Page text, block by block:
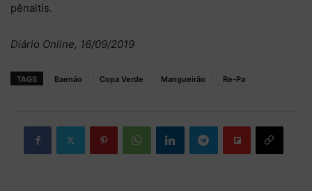
pênaltis.
Diário Online, 16/09/2019
TAGS Baenão Copa Verde Mangueirão Re-Pa